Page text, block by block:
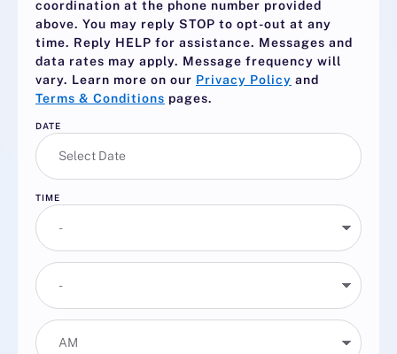
coordination at the phone number provided
above. You may reply STOP to opt-out at any
time. Reply HELP for assistance. Messages and
data rates may apply. Message frequency will
vary. Learn more on our Privacy Policy and
Terms & Conditions pages.
DATE
TIME